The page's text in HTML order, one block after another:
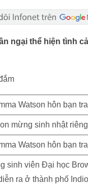
ngại thể hiện tình
mừng sinh nhật
sinh viên Đại học
ra ở thành phố